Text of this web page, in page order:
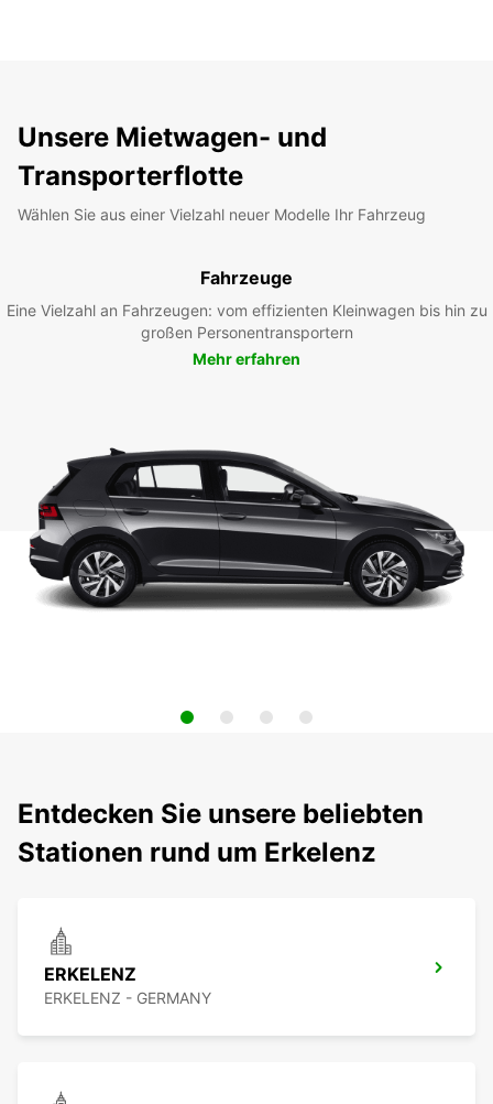
Unsere Mietwagen- und
Transporterflotte
Wählen Sie aus einer Vielzahl neuer Modelle Ihr Fahrzeug
Fahrzeuge
Eine Vielzahl an Fahrzeugen: vom effizienten Kleinwagen bis hin zu
großen Personentransportern
Mehr erfahren
Entdecken Sie unsere beliebten
Stationen rund um Erkelenz
ERKELENZ
ERKELENZ - GERMANY